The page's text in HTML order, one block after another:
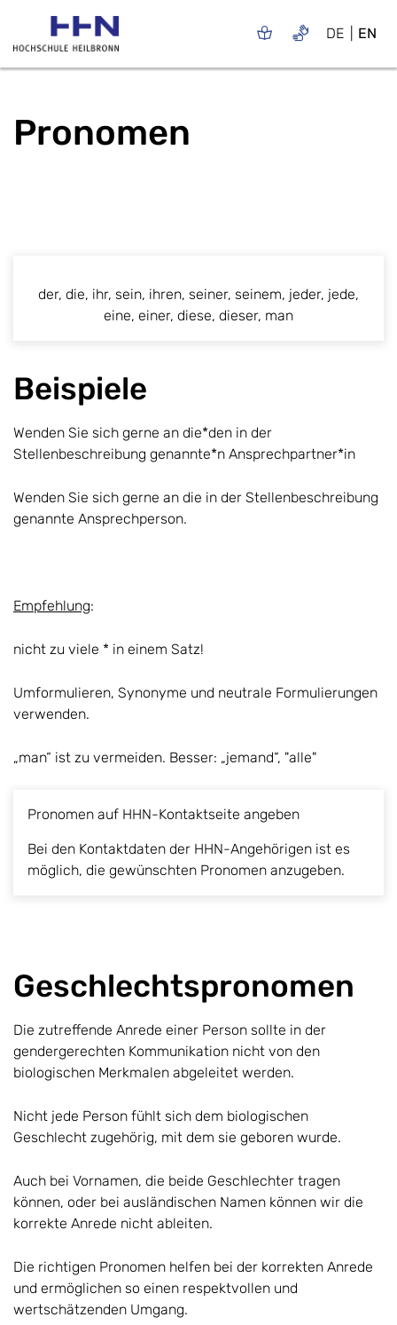
DE EN
Pronomen
der, die, ihr, sein, ihren, seiner, seinem, jeder, jede,
eine, einer, diese, dieser, man
Beispiele
Wenden Sie sich gerne an die*den in der
Stellenbeschreibung genannte*n Ansprechpartner*in
Wenden Sie sich gerne an die in der Stellenbeschreibung
genannte Ansprechperson.
Empfehlung:
nicht zu viele * in einem Satz!
Umformulieren, Synonyme und neutrale Formulierungen
verwenden.
„man“ ist zu vermeiden. Besser: „jemand“, "alle"
Pronomen auf HHN-Kontaktseite angeben
Bei den Kontaktdaten der HHN-Angehörigen ist es
möglich, die gewünschten Pronomen anzugeben.
Geschlechtspronomen
Die zutreffende Anrede einer Person sollte in der
gendergerechten Kommunikation nicht von den
biologischen Merkmalen abgeleitet werden.
Nicht jede Person fühlt sich dem biologischen
Geschlecht zugehörig, mit dem sie geboren wurde.
Auch bei Vornamen, die beide Geschlechter tragen
können, oder bei ausländischen Namen können wir die
korrekte Anrede nicht ableiten.
Die richtigen Pronomen helfen bei der korrekten Anrede
und ermöglichen so einen respektvollen und
wertschätzenden Umgang.